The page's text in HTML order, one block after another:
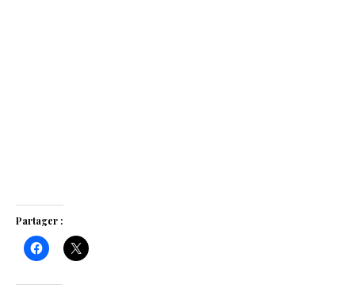
Partager :